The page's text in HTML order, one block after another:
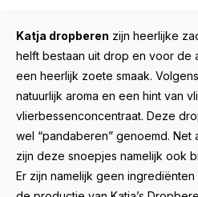
Katja dropberen zijn heerlijke
helft bestaan uit drop en voor de
een heerlijk zoete smaak.
natuurlijk aroma en een hint van
vlierbessenconcentraat. Deze
wel “pandaberen” genoemd. Net
zijn deze snoepjes namelijk ook
Er zijn namelijk geen